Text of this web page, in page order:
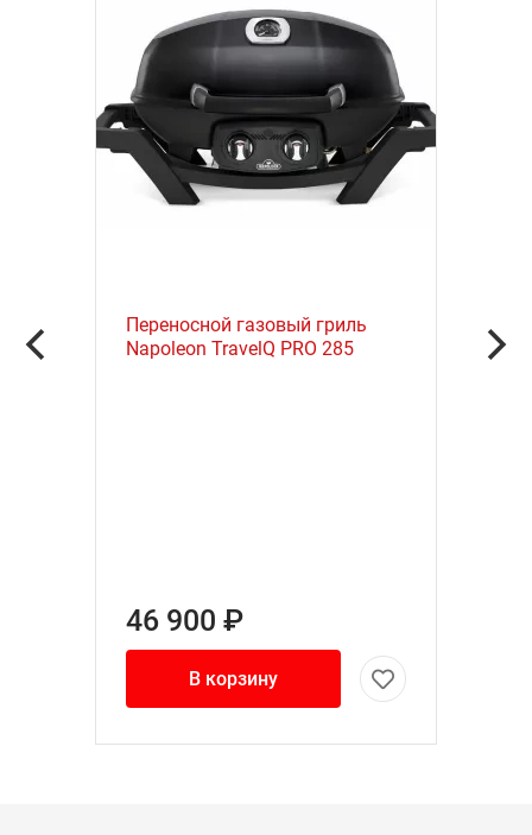
Переносной газовый гриль
Napoleon TravelQ PRO 285
46 900 ₽
В корзину